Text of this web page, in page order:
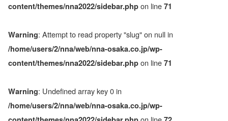
content/themes/nna2022/sidebar.php on line 71
Warning: Attempt to read property "slug" on null in
/home/users/2/nna/web/nna-osaka.co.jp/wp-
content/themes/nna2022/sidebar.php on line 71
Warning: Undefined array key 0 in
/home/users/2/nna/web/nna-osaka.co.jp/wp-